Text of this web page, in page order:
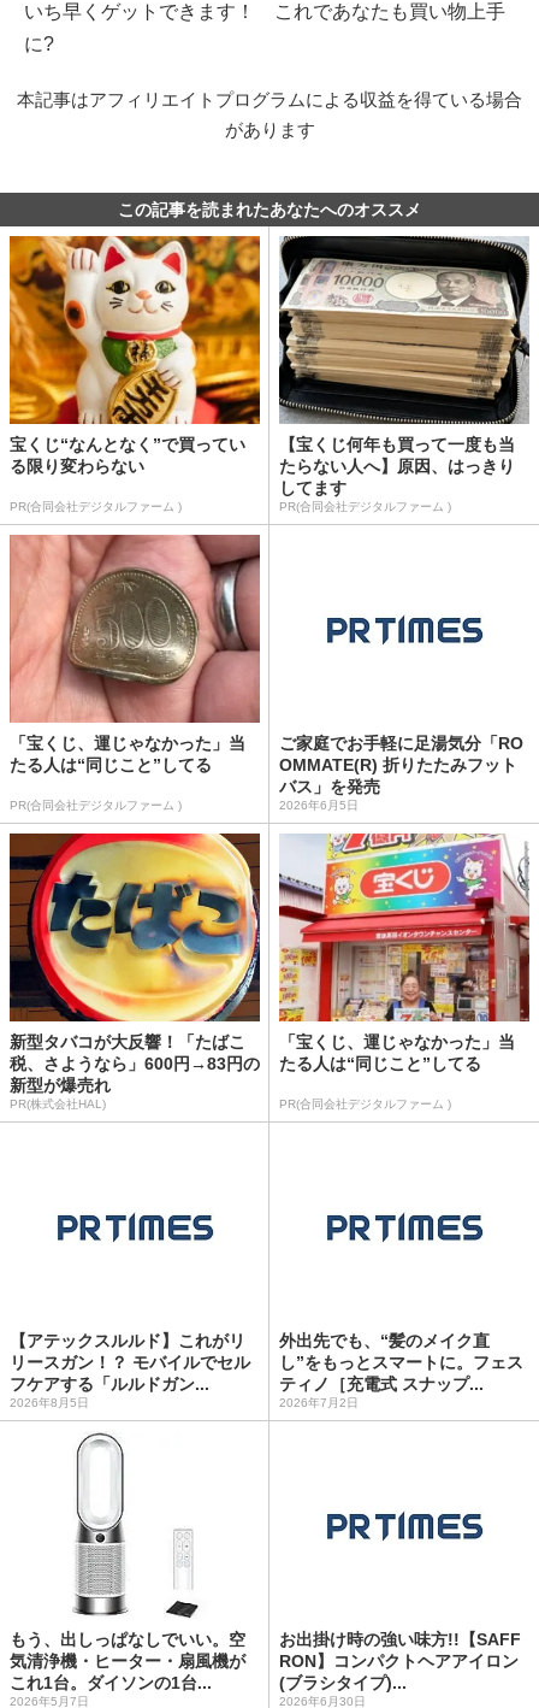
いち早くゲットできます！ これであなたも買い物上手
に?
本記事はアフィリエイトプログラムによる収益を得ている場合
があります
この記事を読まれたあなたへのオススメ
宝くじ“なんとなく”で買ってい
る限り変わらない
PR(合同会社デジタルファーム )
【宝くじ何年も買って一度も当
たらない人へ】原因、はっきり
してます
PR(合同会社デジタルファーム )
「宝くじ、運じゃなかった」当
たる人は“同じこと”してる
PR(合同会社デジタルファーム )
ご家庭でお手軽に足湯気分「RO
OMMATE(R) 折りたたみフット
バス」を発売
2026年6月5日
新型タバコが大反響！「たばこ
税、さようなら」600円→83円の
新型が爆売れ
PR(株式会社HAL)
「宝くじ、運じゃなかった」当
たる人は“同じこと”してる
PR(合同会社デジタルファーム )
【アテックスルルド】これがリ
リースガン！？ モバイルでセル
フケアする「ルルドガン...
2026年8月5日
外出先でも、“髪のメイク直
し”をもっとスマートに。フェス
ティノ［充電式 スナップ...
2026年7月2日
もう、出しっぱなしでいい。空
気清浄機・ヒーター・扇風機が
これ1台。ダイソンの1台...
2026年5月7日
お出掛け時の強い味方!!【SAFF
RON】コンパクトヘアアイロン
(ブラシタイプ)...
2026年6月30日